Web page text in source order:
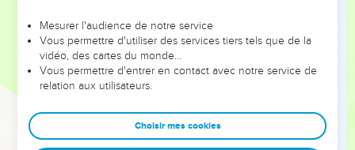
leur foi ou leur vision. Mais on voit moins les doutes, les erreurs
et les saisons difficiles qu'ils ont traversés, alors même que ce
sont elles qui les ont façonnés.
Dans cette conférence, leaders, entrepreneurs, et responsables
clés pour avancer avec plus de sagesse afin que leurs erreurs
deviennent vos tremplins. Que vous guidiez un ministère, une
Mesurer l'audience de notre service
Vous permettre d'utiliser des services tiers tels que de la
vidéo, des cartes du monde…
Vous permettre d'entrer en contact avec notre service de
relation aux utilisateurs.
Choisir mes cookies